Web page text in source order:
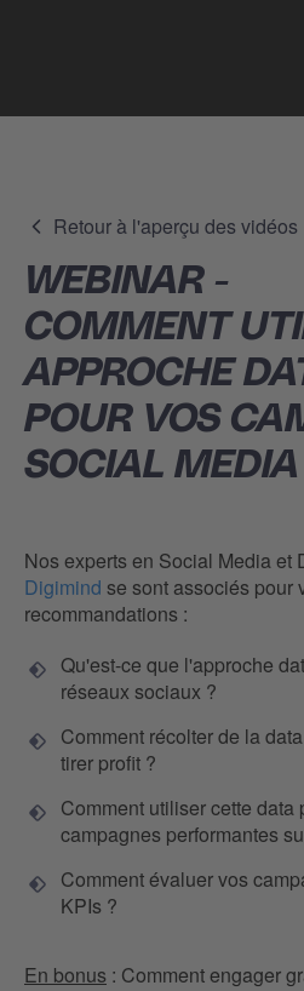
Retour à l'aperçu des vidéos
WEBINAR -
COMMENT
APPROCHE
POUR VOS
SOCIAL
Nos experts en Social Media et
Digimind se sont associés pour
recommandations :
Qu'est-ce que l'approche
réseaux sociaux ?
Comment récolter de la
tirer profit ?
Comment utiliser cette data
campagnes performantes
Comment évaluer vos
KPIs ?
En bonus : Comment engager